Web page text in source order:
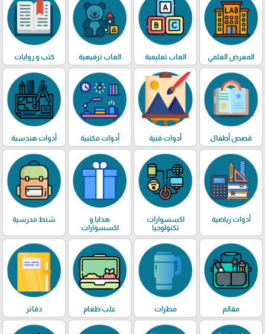
المعرض العلمي العاب تعليمية العاب ترفيهية كتب و روايات
قصص أطفال أدوات فنية أدوات مكتبية أدوات هندسية
أدوات رياضية
اكسسوارات
تكنولوجيا
هدايا و
اكسسوارات
شنط مدرسية
مقالم مطرات علب طعام دفاتر